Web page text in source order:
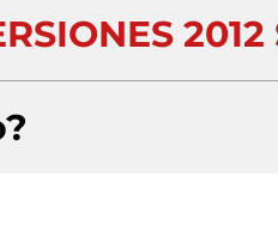
2012